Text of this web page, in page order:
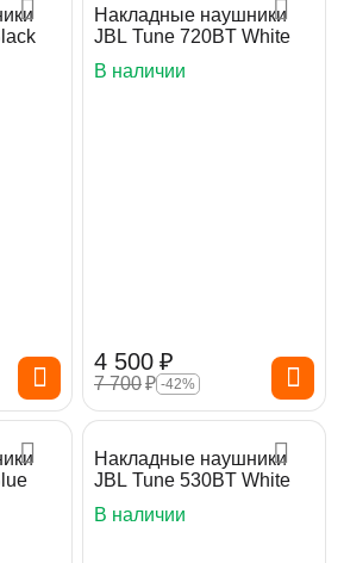
Накладные наушники
JBL Tune 720BT White
В наличии
4 500 ₽
7 700₽ -42%
Накладные наушники
JBL Tune 530BT White
В наличии